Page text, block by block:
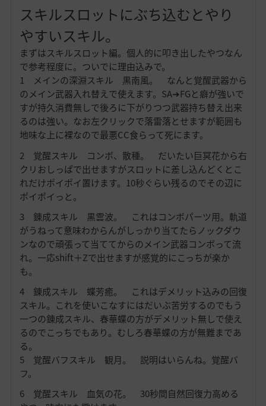
スキルスロットにぶち込むとやり
やすいスキル。
まずはスキルスロット編。個人的に叩き出したやつなん
で参考程度に。ついでに理由込みで。
1 メインの深淵スキル 黒南風。 なんと覚醒武器から
のメイン武器入れ替えで使えます。SA➔FGと癖が強いで
すが持久消費無しで後ろに下がりつつ武器持ち替え出来
るのは強い。なお左クリックで落雷落とせますが範囲も
地味な上に裸なので最悪CC食らって死にます。
2 覚醒スキル コンボ、散種。 だいたい巨冥花から右
クリおしっぱで出せますがスロットに差し込んどくとこ
れだけポイポイ置けます。10秒ぐらい残るのでその辺に
ポイポイっと。
3 錬成スキル 黒雲波。 これはコンボパーツ用。軌道
がうねって意味わからんがしっかり当てたらノックダウ
ンなので頑張って当ててからのメイン武器コンボって流
れ。一応shift＋Zで出せますが感覚的にこっちが楽か
も。
4 錬成スキル 蝶芳癒。 これはデメリット込みの回復
スキル。これを使いこなすにはだいぶ苦労するのでもう
一つの錬成スキル、春華蝶の方がデメリット無しで使え
るのでこっちでもあり。むしろ春華蝶の方が無難まであ
る。
5 覚醒バフスキル 観月。 説明はいらんね。覚醒バ
フ。
6 覚醒スキル 血気の花。 30秒間自然回復力高める